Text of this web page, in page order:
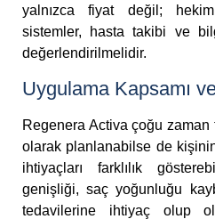
yalnızca fiyat değil;
sistemler, hasta takibi ve
değerlendirilmelidir.
Uygulama Kapsamı
Regenera Activa çoğu zaman
olarak planlanabilse de
ihtiyaçları farklılık
genişliği, saç yoğunluğu
tedavilerine ihtiyaç olup